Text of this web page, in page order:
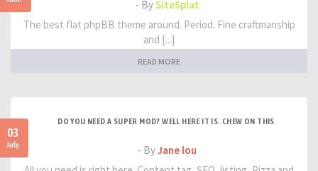
- BySiteSplat
The best flat phpBB theme around. Period. Fine craftmanship
and [...]
READ MORE
03
July
DO YOU NEED A SUPER MOD? WELL HERE IT IS. CHEW ON THIS
- ByJane lou